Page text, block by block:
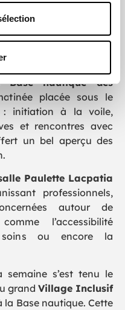
consacré à la notion
et discussions
la place du
Base nautique des
placée sous le
: initiation à la voile,
et rencontres avec
un bel aperçu des
Paulette Lacpatia
professionnels,
autour de
l’accessibilité
soins ou encore la
s’est tenu le
grand Village Inclusif
la Base nautique. Cette